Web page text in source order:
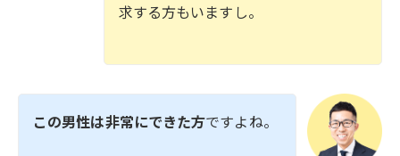
求する方もいますし。
この男性は非常にできた方ですよね。